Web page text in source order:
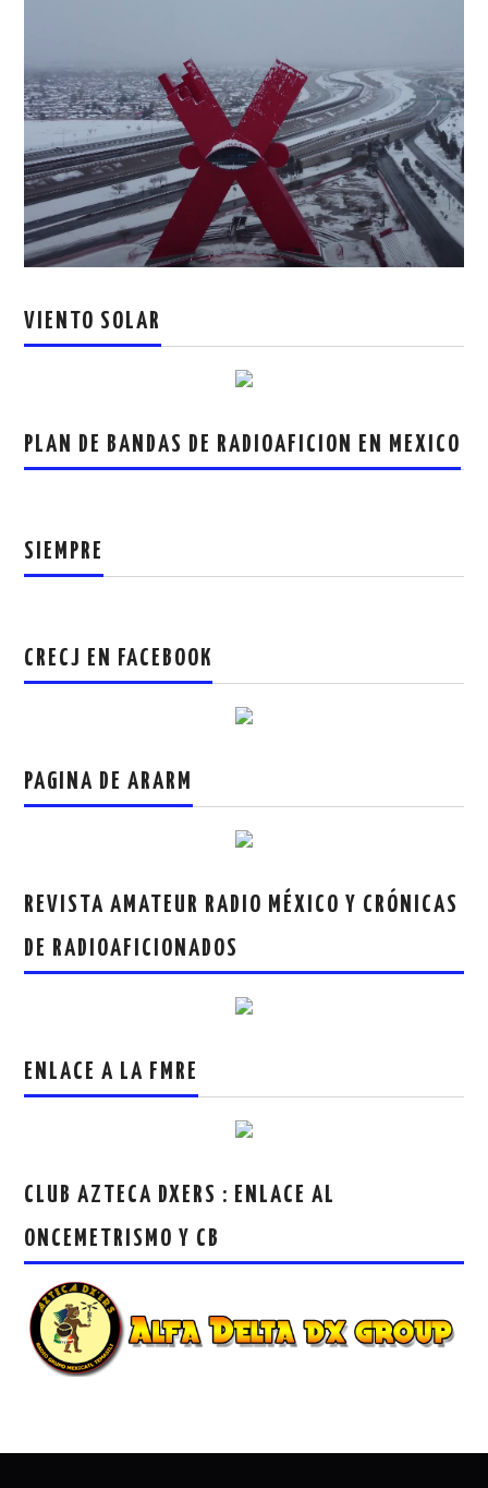
VIENTO SOLAR
PLAN DE BANDAS DE RADIOAFICION EN MEXICO
SIEMPRE
CRECJ EN FACEBOOK
PAGINA DE ARARM
REVISTA AMATEUR RADIO MÉXICO Y CRÓNICAS
DE RADIOAFICIONADOS
ENLACE A LA FMRE
CLUB AZTECA DXERS : ENLACE AL
ONCEMETRISMO Y CB